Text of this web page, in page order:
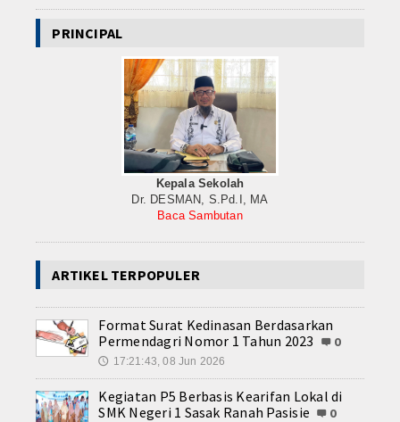
Koleksi Video
Keahlian
Teknika Kapal Penangkap Ikan (
Dalam Negeri
Luar Negeri
PRINCIPAL
Kepala Sekolah
Dr. DESMAN, S.Pd.I, MA
Baca Sambutan
ARTIKEL TERPOPULER
Format Surat Kedinasan Berdasarkan
Permendagri Nomor 1 Tahun 2023
0
🕔 17:21:43, 08 Jun 2026
Kegiatan P5 Berbasis Kearifan Lokal di
SMK Negeri 1 Sasak Ranah Pasisie
0